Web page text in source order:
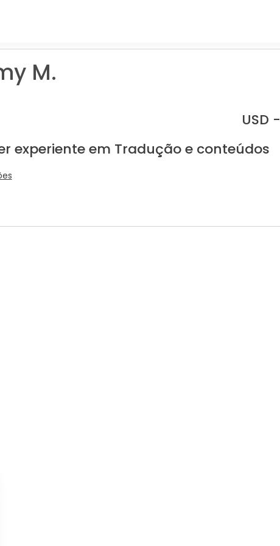
M.
USD -
experiente em Tradução e conteúdos